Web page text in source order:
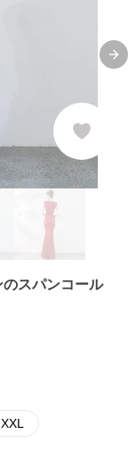
スパンコール
XXL